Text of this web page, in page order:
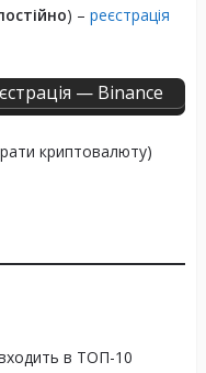
) – реєстрація
— Binance
криптовалюту)
в ТОП-10